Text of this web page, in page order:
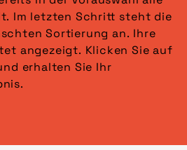
Im letzten Schritt steht die
Sortierung an. Ihre
angezeigt. Klicken Sie auf
erhalten Sie Ihr